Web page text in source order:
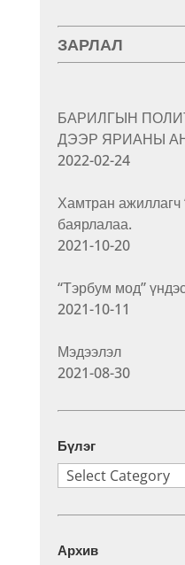
ЗАРЛАЛ
БАРИЛГЫН
ДЭЭР ЯРИАНЫ
2022-02-24
Хамтран
баярлалаа.
2021-10-20
“Тэрбум мод”
2021-10-11
Мэдээлэл
2021-08-30
Бүлэг
Бүлэг
Архив